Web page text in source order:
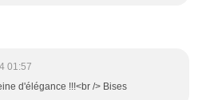
01:57
d'élégance !!!<br /> Bises